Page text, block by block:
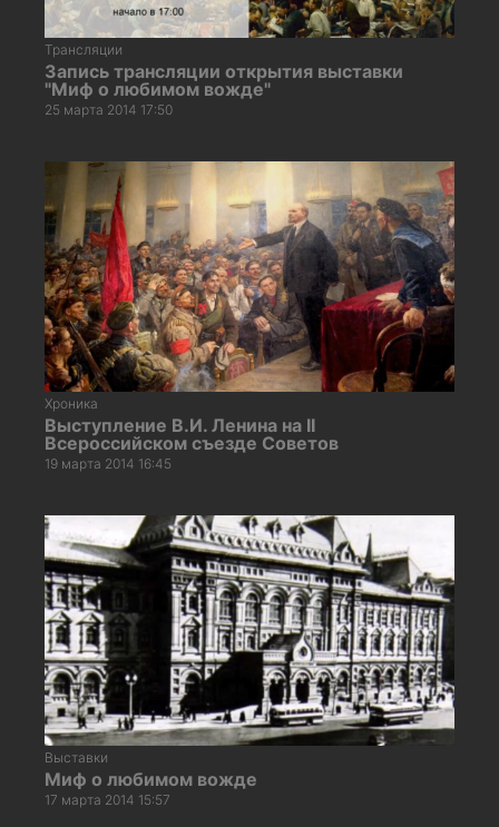
Трансляции
Запись трансляции открытия выставки
"Миф о любимом вожде"
25 марта 2014 17:50
Хроника
Выступление В.И. Ленина на II
Всероссийском съезде Советов
19 марта 2014 16:45
Выставки
Миф о любимом вожде
17 марта 2014 15:57